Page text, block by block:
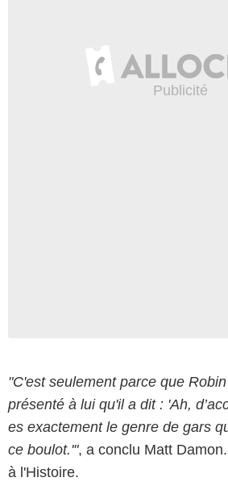
"C'est seulement parce que
présenté à lui qu'il a dit : 'Ah,
es exactement le genre de gars
ce boulot.'", a conclu Matt
à l'Histoire.